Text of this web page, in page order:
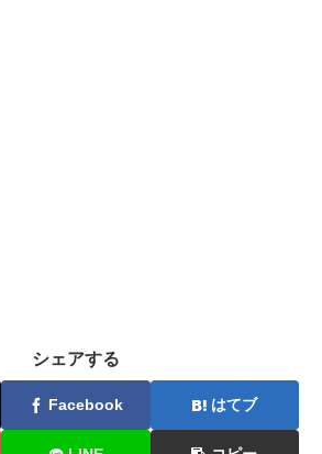
シェアする
Facebook はてブ